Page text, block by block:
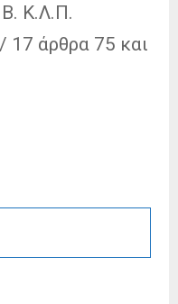
Κ.Λ.Π.
άρθρα 75 και